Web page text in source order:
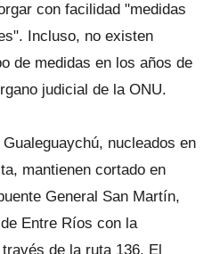
con facilidad "medidas
Incluso, no existen
de medidas en los años de
judicial de la ONU.
nucleados en
mantienen cortado en
General San Martín,
Entre Ríos con la
de la ruta 136. El